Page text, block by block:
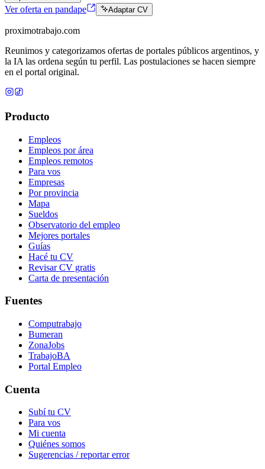
Ver oferta en pandape Adaptar CV
proximotrabajo.com
Reunimos y categorizamos ofertas de portales públicos argentinos, y
la IA las ordena según tu perfil. Las postulaciones se hacen siempre
en el portal original.
Producto
Empleos
Empleos por área
Empleos remotos
Para vos
Empresas
Por provincia
Mapa
Sueldos
Observatorio del empleo
Mejores portales
Guías
Hacé tu CV
Revisar CV gratis
Carta de presentación
Fuentes
Computrabajo
Bumeran
ZonaJobs
TrabajoBA
Portal Empleo
Cuenta
Subí tu CV
Para vos
Mi cuenta
Quiénes somos
Sugerencias / reportar error